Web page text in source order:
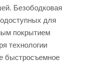
Безободковая
для
покрытием
технологии
быстросъемное